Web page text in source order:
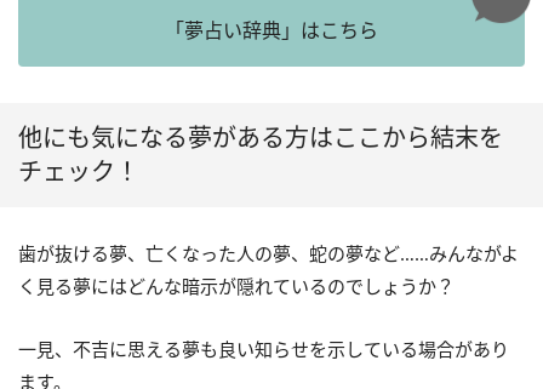
「夢占い辞典」はこちら
他にも気になる夢がある方はここから結末を
チェック！
歯が抜ける夢、亡くなった人の夢、蛇の夢など……みんながよ
く見る夢にはどんな暗示が隠れているのでしょうか？
一見、不吉に思える夢も良い知らせを示している場合があり
ます。